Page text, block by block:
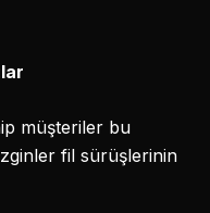
müşteriler bu
fil sürüşlerinin